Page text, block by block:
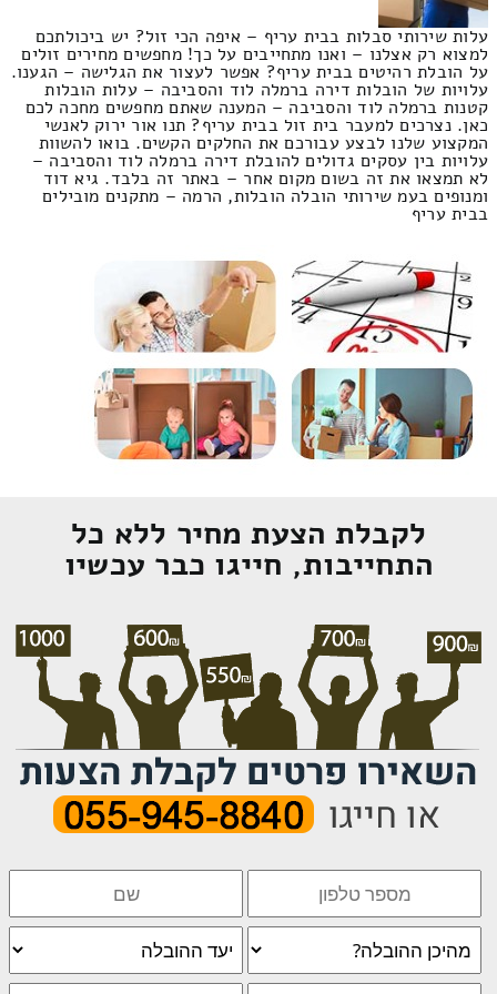
עלות שירותי סבלות בבית עריף – איפה הכי זול? יש ביכולתכם
למצוא רק אצלנו – ואנו מתחייבים על כך! מחפשים מחירים זולים
על הובלת רהיטים בבית עריף? אפשר לעצור את הגלישה – הגענו.
עלויות של הובלות דירה ברמלה לוד והסביבה – עלות הובלות
קטנות ברמלה לוד והסביבה – המענה שאתם מחפשים מחכה לכם
כאן. נצרכים למעבר בית זול בבית עריף? תנו אור ירוק לאנשי
המקצוע שלנו לבצע עבורכם את החלקים הקשים. בואו להשוות
עלויות בין עסקים גדולים להובלת דירה ברמלה לוד והסביבה –
לא תמצאו את זה בשום מקום אחר – באתר זה בלבד. גיא דוד
ומנופים בעמ שירותי הובלה הובלות, הרמה – מתקנים מובילים
בבית עריף
לקבלת הצעת מחיר ללא כל
התחייבות, חייגו כבר עכשיו